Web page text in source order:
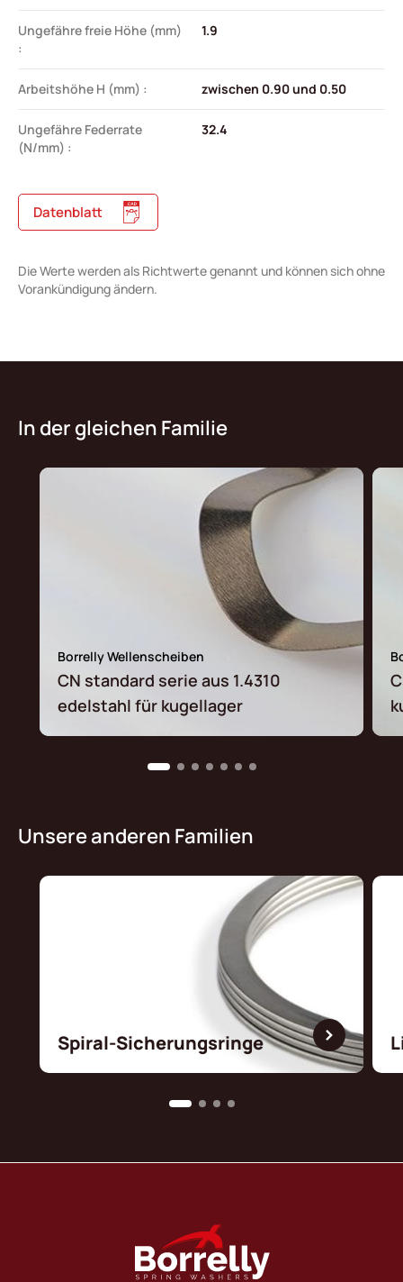
Ungefähre freie Höhe (mm)
:
1.9
Arbeitshöhe H (mm) : zwischen 0.90 und 0.50
Ungefähre Federrate
(N/mm) :
32.4
Datenblatt
Die Werte werden als Richtwerte genannt und können sich ohne
Vorankündigung ändern.
In der gleichen Familie
Borrelly Wellenscheiben
CN standard serie aus 1.4310
edelstahl für kugellager
Unsere anderen Familien
Spiral-Sicherungsringe